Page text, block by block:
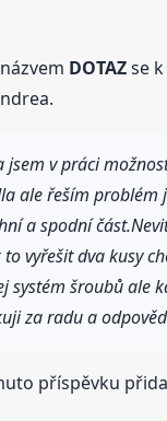
DOTAZse
jsem v práci
ale řeším problém
a spodní
vyřešit dva kusy
systém šroubů ale
za radu a
příspěvku